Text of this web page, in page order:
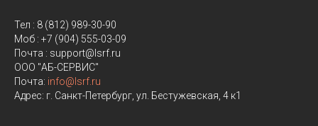
Тел : 8 (812) 989-30-90
Моб : +7 (904) 555-03-09
Почта : support@lsrf.ru
ООО "АБ-СЕРВИС"
Почта: info@lsrf.ru
Адрес: г. Санкт-Петербург, ул. Бестужевская, 4 к1